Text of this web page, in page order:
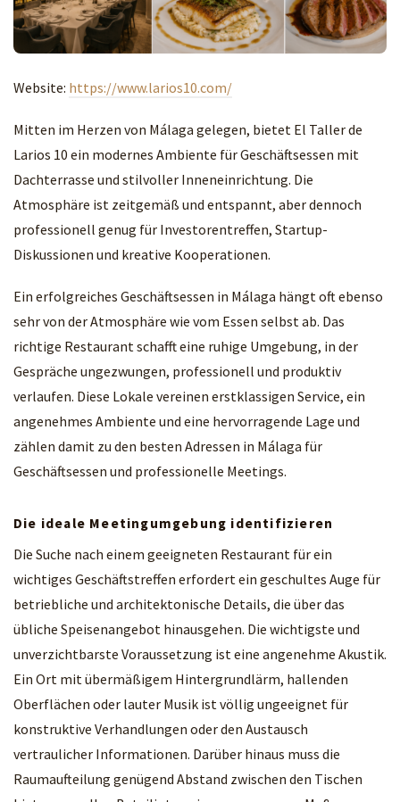
Website: https://www.larios10.com/
Mitten im Herzen von Málaga gelegen, bietet El Taller de
Larios 10 ein modernes Ambiente für Geschäftsessen mit
Dachterrasse und stilvoller Inneneinrichtung. Die
Atmosphäre ist zeitgemäß und entspannt, aber dennoch
professionell genug für Investorentreffen, Startup-
Diskussionen und kreative Kooperationen.
Ein erfolgreiches Geschäftsessen in Málaga hängt oft ebenso
sehr von der Atmosphäre wie vom Essen selbst ab. Das
richtige Restaurant schafft eine ruhige Umgebung, in der
Gespräche ungezwungen, professionell und produktiv
verlaufen. Diese Lokale vereinen erstklassigen Service, ein
angenehmes Ambiente und eine hervorragende Lage und
zählen damit zu den besten Adressen in Málaga für
Geschäftsessen und professionelle Meetings.
Die ideale Meetingumgebung identifizieren
Die Suche nach einem geeigneten Restaurant für ein
wichtiges Geschäftstreffen erfordert ein geschultes Auge für
betriebliche und architektonische Details, die über das
übliche Speisenangebot hinausgehen. Die wichtigste und
unverzichtbarste Voraussetzung ist eine angenehme Akustik.
Ein Ort mit übermäßigem Hintergrundlärm, hallenden
Oberflächen oder lauter Musik ist völlig ungeeignet für
konstruktive Verhandlungen oder den Austausch
vertraulicher Informationen. Darüber hinaus muss die
Raumaufteilung genügend Abstand zwischen den Tischen